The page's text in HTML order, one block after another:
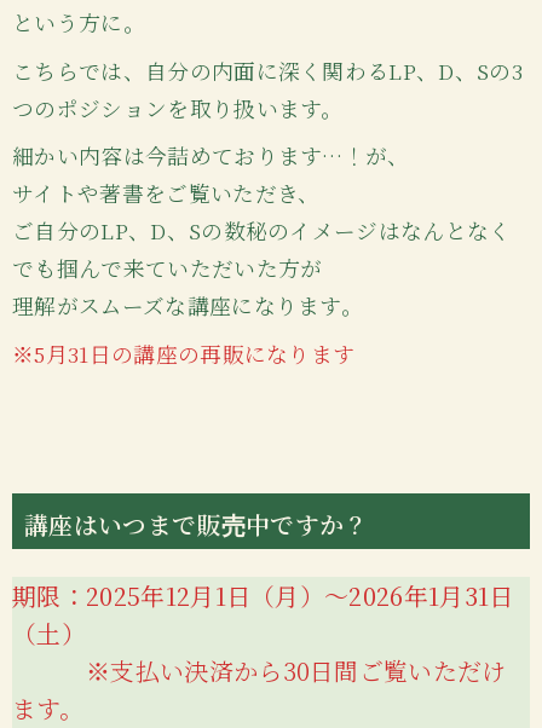
という方に。
こちらでは、自分の内面に深く関わるLP、D、Sの3
つのポジションを取り扱います。
細かい内容は今詰めております…！が、
サイトや著書をご覧いただき、
ご自分のLP、D、Sの数秘のイメージはなんとなく
でも掴んで来ていただいた方が
理解がスムーズな講座になります。
※5月31日の講座の再販になります
講座はいつ まで販売中ですか？
期限：2025年12月1日（月）〜2026年1月31日
（土）
※支払い決済から30日間ご覧いただけ
ます。